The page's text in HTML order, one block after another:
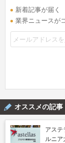
新着記事が届く
業界ニュースが
オススメの記事
アステ
ルニア